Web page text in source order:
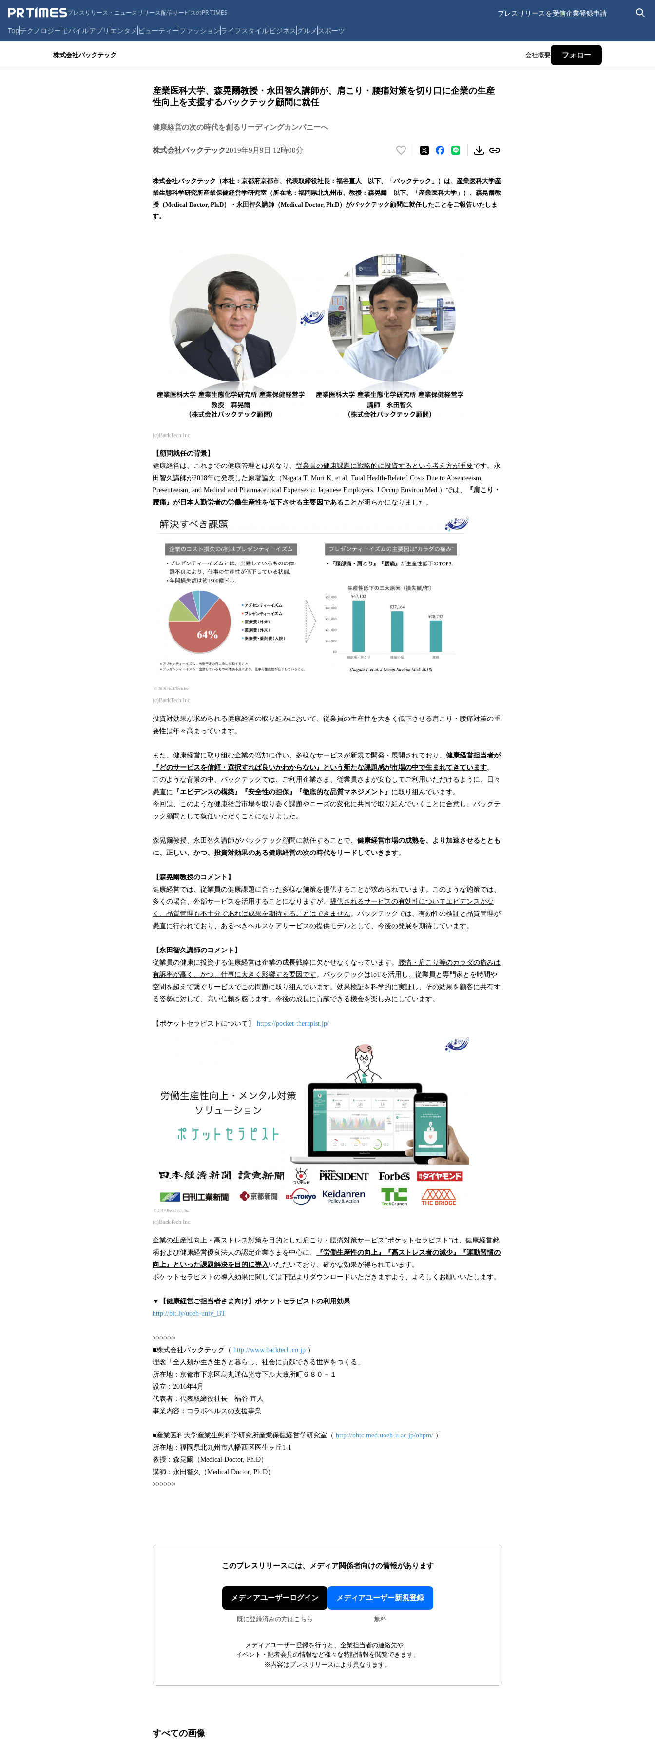
プレスリリース・ニュースリリース配信サービスのPR TIMES プレスリリースを受信企業登録申請
Topテクノロジーモバイルアプリ エンタメ ビューティーファッションライフスタイルビジネス グルメ スポーツ
株式会社バックテック 会社概要 フォロー
産業医科大学、森晃爾教授・永田智久講師が、肩こり・腰痛対策を切り口に企業の生産
性向上を支援するバックテック顧問に就任
健康経営の次の時代を創るリーディングカンパニーへ
株式会社バックテック2019年9月9日 12時00分
い
！
数
を
中
で
す
株式会社バックテック（本社：京都府京都市、代表取締役社長：福谷直人 以下、「バックテック」）は、産業医科大学産
業生態科学研究所産業保健経営学研究室（所在地：福岡県北九州市、教授：森晃爾 以下、「産業医科大学」）、森晃爾教
授（Medical Doctor, Ph.D）・永田智久講師（Medical Doctor, Ph.D）がバックテック顧問に就任したことをご報告いたしま
す。
(c)BackTech Inc.
【顧問就任の背景】
健康経営は、これまでの健康管理とは異なり、 従業員の健康課題に戦略的に投資するという考え方が重要です。永
田智久講師が2018年に発表した原著論文（Nagata T, Mori K, et al. Total Health-Related Costs Due to Absenteeism,
Presenteeism, and Medical and Pharmaceutical Expenses in Japanese Employers. J Occup Environ Med.）では、
『肩こり・
腰痛』が日本人勤労者の労働生産性を低下させる主要因であることが明らかになりました。
(c)BackTech Inc.
投資対効果が求められる健康経営の取り組みにおいて、従業員の生産性を大きく低下させる肩こり・腰痛対策の重
要性は年々高まっています。
また、健康経営に取り組む企業の増加に伴い、多様なサービスが新規で開発・展開されており、 健康経営担当者が
『どのサービスを信頼・選択すれば良いかわからない』という新たな課題感が市場の中で生まれてきています。
このような背景の中、バックテックでは、ご利用企業さま、従業員さまが安心してご利用いただけるように、日々
愚直に 『エビデンスの構築』『安全性の担保』『徹底的な品質マネジメント』 に取り組んでいます。
今回は、このような健康経営市場を取り巻く課題やニーズの変化に共同で取り組んでいくことに合意し、バックテ
ック顧問として就任いただくことになりました。
森晃爾教授、永田智久講師がバックテック顧問に就任することで、 健康経営市場の成熟を、より加速させるととも
に、正しい、かつ、投資対効果のある健康経営の次の時代をリードしていきます。
【森晃爾教授のコメント】
健康経営では、従業員の健康課題に合った多様な施策を提供することが求められています。このような施策では、
多くの場合、外部サービスを活用することになりますが、 提供されるサービスの有効性についてエビデンスがな
く、品質管理も不十分であれば成果を期待することはできません。バックテックでは、有効性の検証と品質管理が
愚直に行われており、 あるべきヘルスケアサービスの提供モデルとして、今後の発展を期待しています。
【永田智久講師のコメント】
従業員の健康に投資する健康経営は企業の成長戦略に欠かせなくなっています。 腰痛・肩こり等のカラダの痛みは
有訴率が高く、かつ、仕事に大きく影響する要因です。バックテックはIoTを活用し、従業員と専門家とを時間や
空間を超えて繋ぐサービスでこの問題に取り組んでいます。 効果検証を科学的に実証し、その結果を顧客に共有す
る姿勢に対して、高い信頼を感じます。今後の成長に貢献できる機会を楽しみにしています。
【ポケットセラピストについて】 https://pocket-therapist.jp/
(c)BackTech Inc.
企業の生産性向上・高ストレス対策を目的とした肩こり・腰痛対策サービス”ポケットセラピスト”は、健康経営銘
柄および健康経営優良法人の認定企業さまを中心に、
『労働生産性の向上』『高ストレス者の減少』『運動習慣の
向上』といった課題解決を目的に導入いただいており、確かな効果が得られています。
ポケットセラピストの導入効果に関しては下記よりダウンロードいただきますよう、よろしくお願いいたします。
▼【健康経営ご担当者さま向け】ポケットセラピストの利用効果
http://bit.ly/uoeh-univ_BT
>>>>>>
■株式会社バックテック（ http://www.backtech.co.jp ）
理念「全人類が生き生きと暮らし、社会に貢献できる世界をつくる」
所在地：京都市下京区烏丸通仏光寺下ル大政所町６８０－１
設立：2016年4月
代表者：代表取締役社長 福谷 直人
事業内容：コラボヘルスの支援事業
■産業医科大学産業生態科学研究所産業保健経営学研究室（ http://ohtc.med.uoeh-u.ac.jp/ohpm/ ）
所在地：福岡県北九州市八幡西区医生ヶ丘1-1
教授：森晃爾（Medical Doctor, Ph.D）
講師：永田智久（Medical Doctor, Ph.D）
>>>>>>
このプレスリリースには、 メディア関係者向けの情報があります
メディアユーザーログイン
既に登録済みの方はこちら
メディアユーザー新規登録
無料
メディアユーザー登録を行うと、企業担当者の連絡先や、
イベント・記者会見の情報など様々な特記情報を閲覧できます。
※内容はプレスリリースにより異なります。
すべての画像